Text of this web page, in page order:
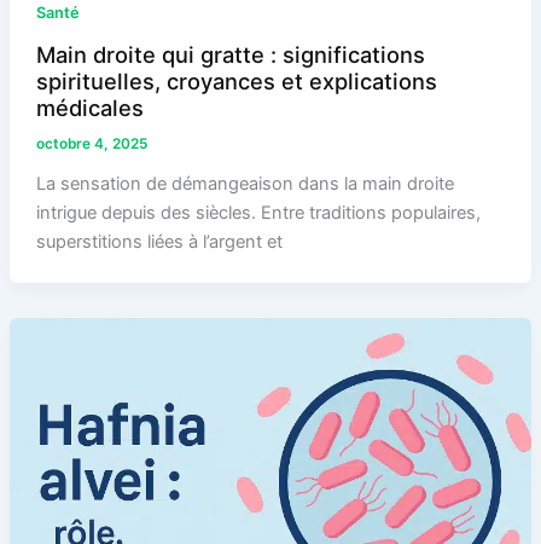
Santé
Main droite qui gratte : significations
spirituelles, croyances et explications
médicales
octobre 4, 2025
La sensation de démangeaison dans la main droite
intrigue depuis des siècles. Entre traditions populaires,
superstitions liées à l’argent et